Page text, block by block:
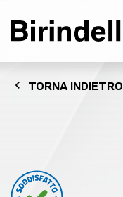
chevron_left TORNA INDIETRO